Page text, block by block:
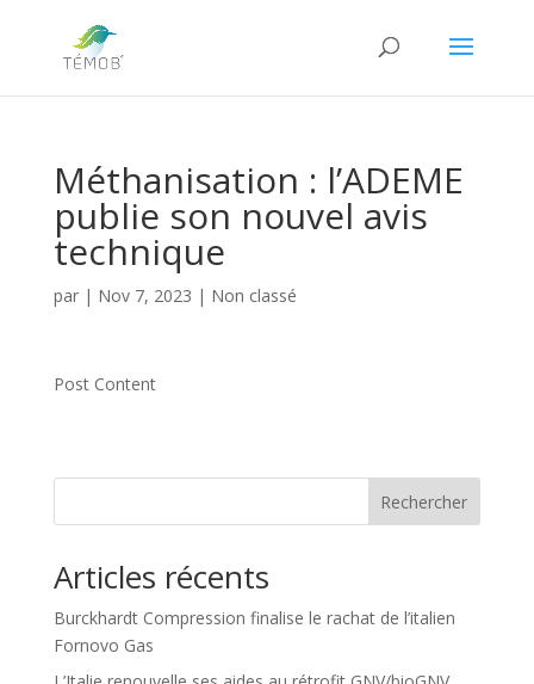
Méthanisation : l’ADEME
publie son nouvel avis
technique
par | Nov 7, 2023 | Non classé
Post Content
Rechercher
Articles récents
Burckhardt Compression finalise le rachat de l’italien
Fornovo Gas